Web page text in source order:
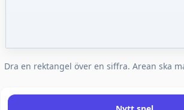
Dra en rektangel över en siffra. Arean ska